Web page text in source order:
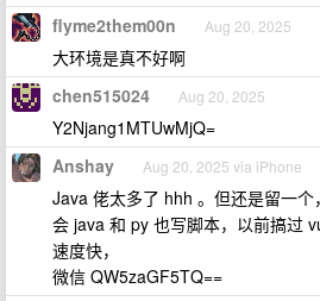
flyme2them00n Aug 20, 2025
大环境是真不好啊
chen515024 Aug 20, 2025
Y2Njang1MTUwMjQ=
Anshay Aug 20, 2025 via iPhone
Java 佬太多了 hhh 。但还是留一个
会 java 和 py 也写脚本，以前搞过
速度快，
微信 QW5zaGF5TQ==